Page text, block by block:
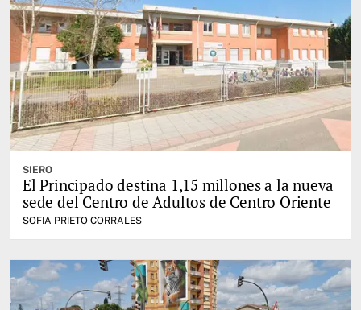
SIERO
El Principado destina 1,15 millones a la nueva
sede del Centro de Adultos de Centro Oriente
SOFIA PRIETO CORRALES